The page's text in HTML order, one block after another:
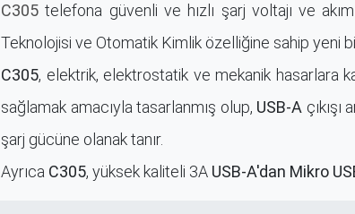
C305 telefona güvenli ve hızlı şarj voltajı ve
Teknolojisi ve Otomatik Kimlik özelliğine sahip yeni
C305, elektrik, elektrostatik ve mekanik hasarlara
sağlamak amacıyla tasarlanmış olup, USB-A çıkışı
şarj gücüne olanak tanır.
Ayrıca C305, yüksek kaliteli 3A USB-A'dan Mikro